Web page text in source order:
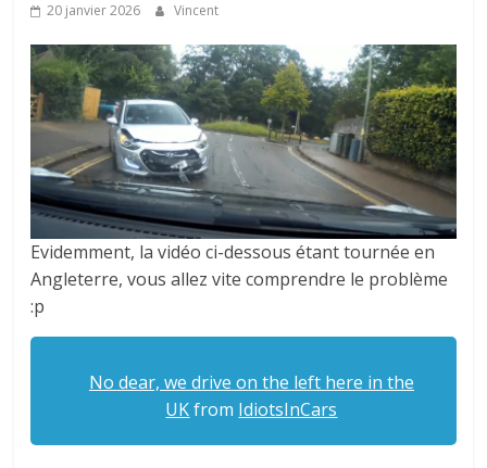
20 janvier 2026 Vincent
Evidemment, la vidéo ci-dessous étant tournée en
Angleterre, vous allez vite comprendre le problème
:p
No dear, we drive on the left here in the
UKfrom IdiotsInCars